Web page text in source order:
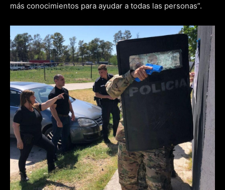
más conocimientos para ayudar a todas las personas”.